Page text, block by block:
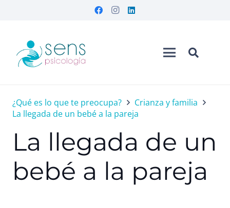
¿Qué es lo que te preocupa?
Crianza y familia
La llegada de un bebé a la pareja
La llegada de un
bebé a la pareja